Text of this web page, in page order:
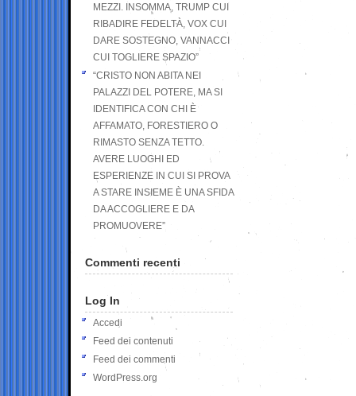
MEZZI. INSOMMA, TRUMP CUI
RIBADIRE FEDELTÀ, VOX CUI
DARE SOSTEGNO, VANNACCI
CUI TOGLIERE SPAZIO”
“CRISTO NON ABITA NEI
PALAZZI DEL POTERE, MA SI
IDENTIFICA CON CHI È
AFFAMATO, FORESTIERO O
RIMASTO SENZA TETTO.
AVERE LUOGHI ED
ESPERIENZE IN CUI SI PROVA
A STARE INSIEME È UNA SFIDA
DA ACCOGLIERE E DA
PROMUOVERE”
Commenti recenti
Log In
Accedi
Feed dei contenuti
Feed dei commenti
WordPress.org